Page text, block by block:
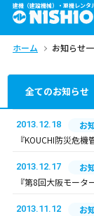
建機（建設機械）・重機レンタ
商品一
問合せ依頼
ホーム お知らせ
全てのお知らせ
2013.12.18
お
『KOUCHI防災危
2013.12.17
お
『第8回大阪モータ
2013.11.12
お